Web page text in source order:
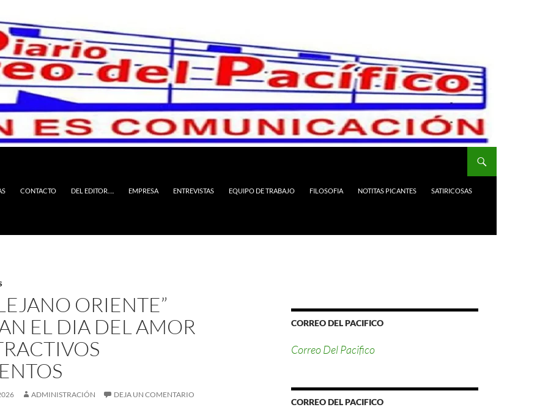
CONTACTO DEL EDITOR…. EMPRESA ENTREVISTAS EQUIPO DE TRABAJO FILOSOFIA NOTITAS PICANTES SATIRICOSAS
ORIENTE”
EL DIA DEL AMOR
ADMINISTRACIÓN DEJA UN COMENTARIO
CORREO DEL PACIFICO
Correo Del Pacifico
CORREO DEL PACIFICO